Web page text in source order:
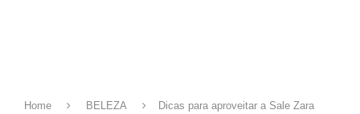
Home BELEZA Dicas para aproveitar a Sale Zara